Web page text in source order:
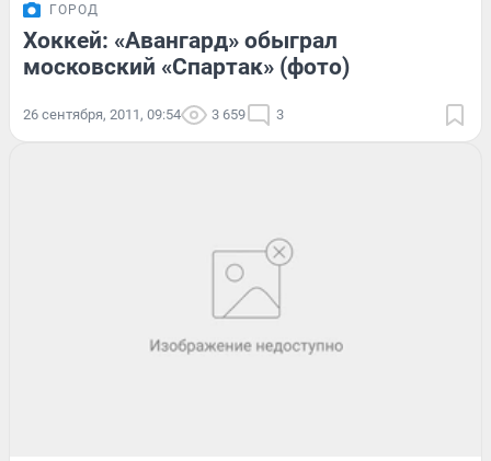
ГОРОД
Хоккей: «Авангард» обыграл
московский «Спартак» (фото)
26 сентября, 2011, 09:54 3 659 3